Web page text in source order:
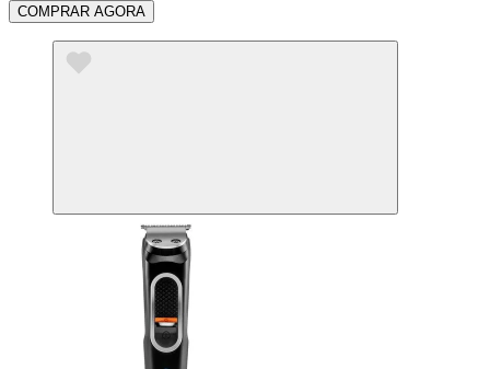
COMPRAR AGORA